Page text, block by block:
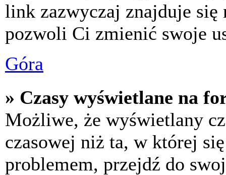
link zazwyczaj znajduje się
pozwoli Ci zmienić swoje
Góra
» Czasy wyświetlane na
Możliwe, że wyświetlany
czasowej niż ta, w której
problemem, przejdź do